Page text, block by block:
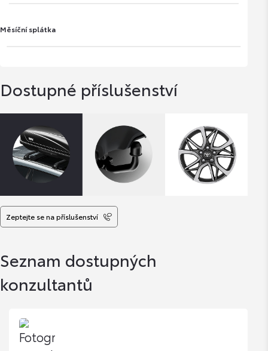
Měsíční splátka
Dostupné příslušenství
Zeptejte se na příslušenství
Seznam dostupných
konzultantů